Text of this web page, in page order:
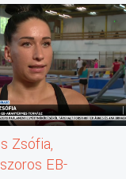
Zsófia,
EB-